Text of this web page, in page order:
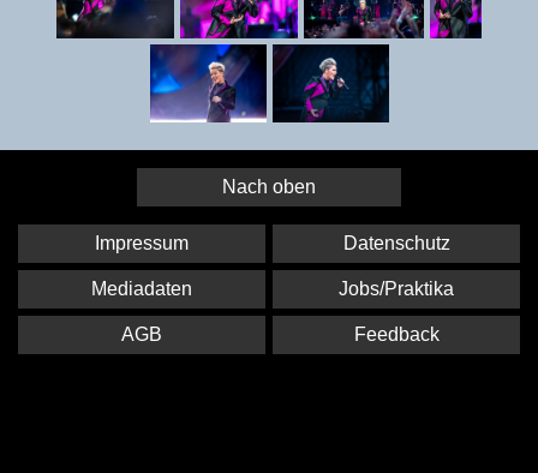
Nach oben
Impressum Datenschutz
Mediadaten Jobs/Praktika
AGB Feedback